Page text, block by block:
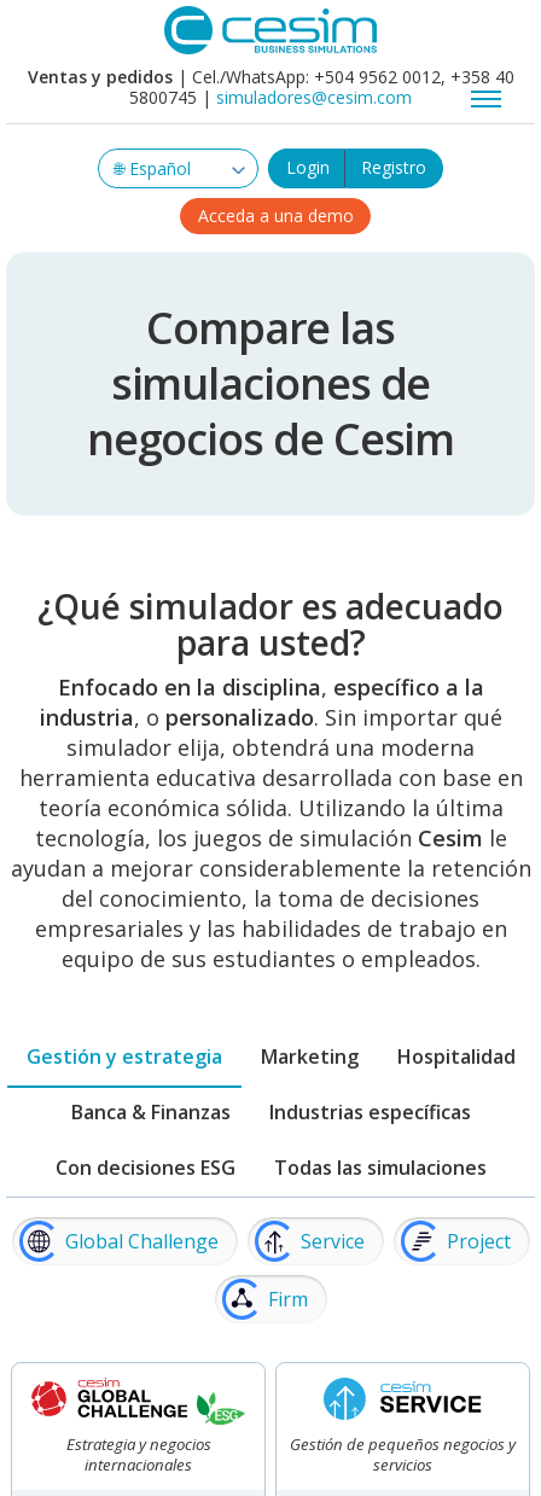
Ventas y pedidos| Cel./WhatsApp: +504 9562 0012, +358 40
5800745 | simuladores@cesim.com
Login Registro
Acceda a una demo
Compare las
simulaciones de
negocios de Cesim
¿Qué simulador es adecuado
para usted?
Enfocado en la disciplina, específico a la
industria, o personalizado. Sin importar qué
simulador elija, obtendrá una moderna
herramienta educativa desarrollada con base en
teoría económica sólida. Utilizando la última
tecnología, los juegos de simulación Cesim le
ayudan a mejorar considerablemente la retención
del conocimiento, la toma de decisiones
empresariales y las habilidades de trabajo en
equipo de sus estudiantes o empleados.
Gestión y estrategia Marketing Hospitalidad
Banca & Finanzas Industrias específicas
Con decisiones ESG Todas las simulaciones
Global Challenge Service Project
Firm
Estrategia y negocios
internacionales
Gestión de pequeños negocios y
servicios